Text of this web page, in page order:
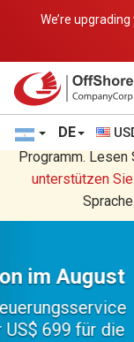
We’re
DE
Sie lesen eine
Programm. Lesen
unterstützen